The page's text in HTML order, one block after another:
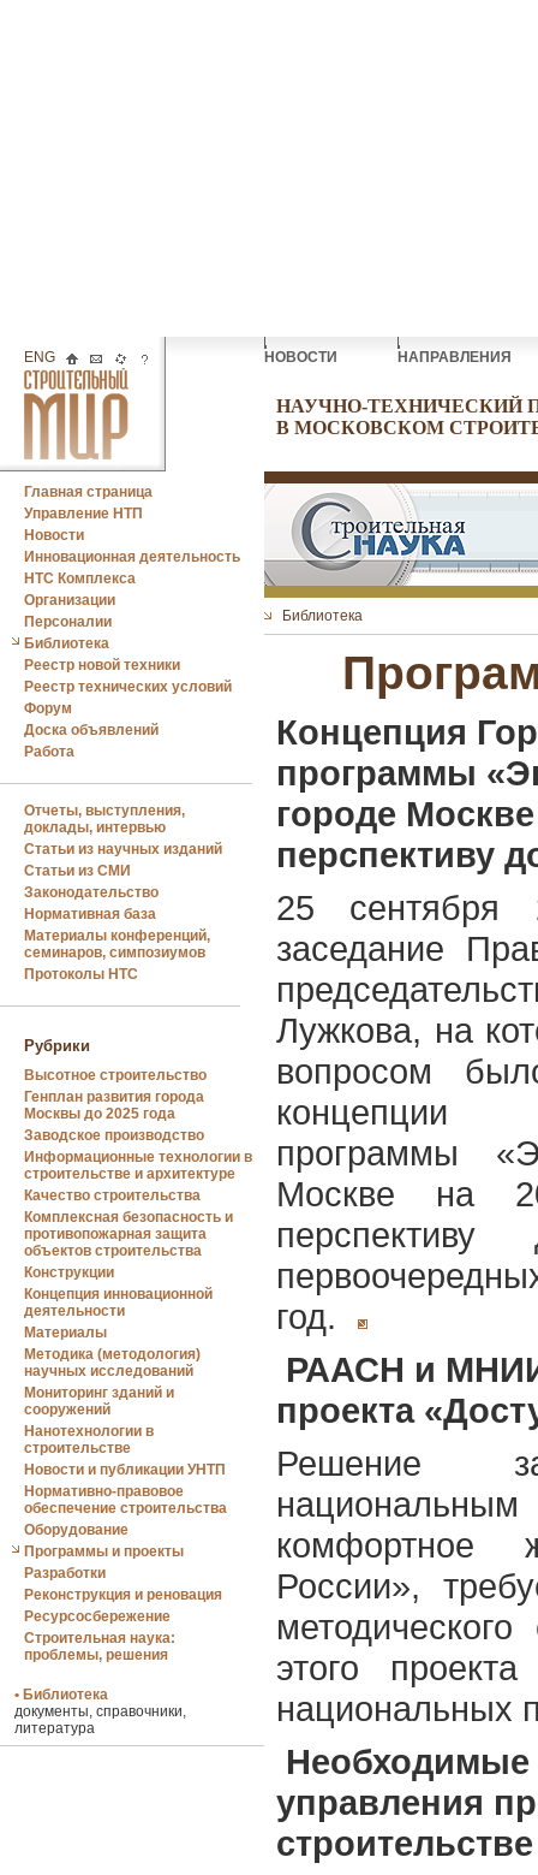
ENG НОВОСТИ НАПРАВЛЕНИЯ
НАУЧНО-ТЕХНИЧЕСКИЙ
В МОСКОВСКОМ
Главная страница
Управление НТП
Новости
Инновационная деятельность
НТС Комплекса
Организации
Персоналии
Библиотека
Реестр новой техники
Реестр технических условий
Форум
Доска объявлений
Работа
Отчеты, выступления,
доклады, интервью
Статьи из научных изданий
Статьи из СМИ
Законодательство
Нормативная база
Материалы конференций,
семинаров, симпозиумов
Протоколы НТС
Рубрики
Высотное строительство
Генплан развития города
Москвы до 2025 года
Заводское производство
Информационные технологии в
строительстве и архитектуре
Качество строительства
Комплексная безопасность и
противопожарная защита
объектов строительства
Конструкции
Концепция инновационной
деятельности
Материалы
Методика (методология)
научных исследований
Мониторинг зданий и
сооружений
Нанотехнологии в
строительстве
Новости и публикации УНТП
Нормативно-правовое
обеспечение строительства
Оборудование
Программы и проекты
Разработки
Реконструкция и реновация
Ресурсосбережение
Строительная наука:
проблемы, решения
• Библиотека
документы, справочники,
литература
Библиотека
Концепция
программы
городе Москве
перспективу
25 сентября
заседание
Лужкова, на
вопросом
концепции
программы
Москве на
год.
РААСН и
проекта
Решение
национальным
России»,
этого
национальных
Необходимые
управления
строительстве